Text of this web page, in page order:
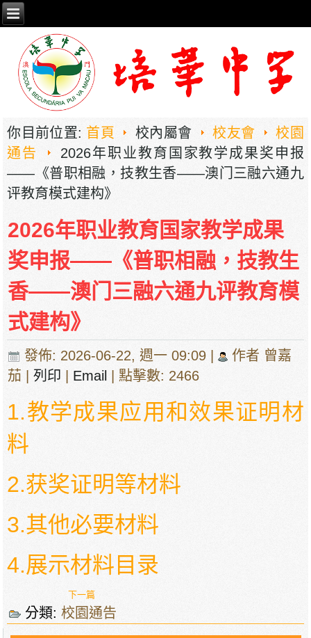
你目前位置: 首頁 校內屬會 校友會
校園
通告
2026年职业教育国家教学成果奖申报
——《普职相融，技教生香——澳门三融六通九
评教育模式建构》
2026年职业教育国家教学成果
奖申报——《普职相融，技教生
香——澳门三融六通九评教育模
式建构》
發佈: 2026-06-22, 週一 09:09 |
作者 曾嘉
茄 |列印 Email | 點擊數: 2466
1.教学成果应用和效果证明材
料
2.获奖证明等材料
3.其他必要材料
4.展示材料目录
下一篇
分類:校園通告